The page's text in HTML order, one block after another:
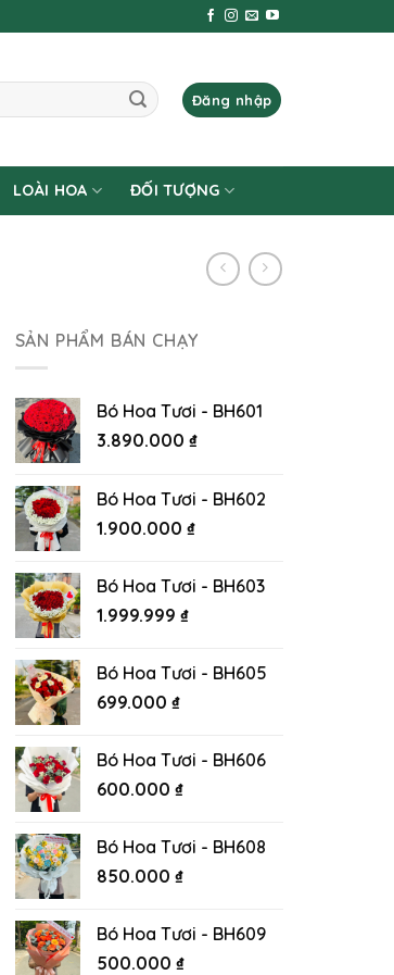
Đăng nhập
LOÀI HOA ĐỐI TƯỢNG
SẢN PHẨM BÁN CHẠY
Bó Hoa Tươi - BH601
3.890.000 ₫
Bó Hoa Tươi - BH602
1.900.000 ₫
Bó Hoa Tươi - BH603
1.999.999 ₫
Bó Hoa Tươi - BH605
699.000 ₫
Bó Hoa Tươi - BH606
600.000 ₫
Bó Hoa Tươi - BH608
850.000 ₫
Bó Hoa Tươi - BH609
500.000 ₫